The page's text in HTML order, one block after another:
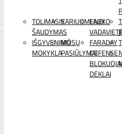
TOLIMASIS
ŠAUDYMAS
KARIUOMENEI
LAUKO
IŠGYVENIMO
MOKYKLA
MŪSŲ
PASIŪLYMAI
FARADAY
DEFENSE
DĖKLAI